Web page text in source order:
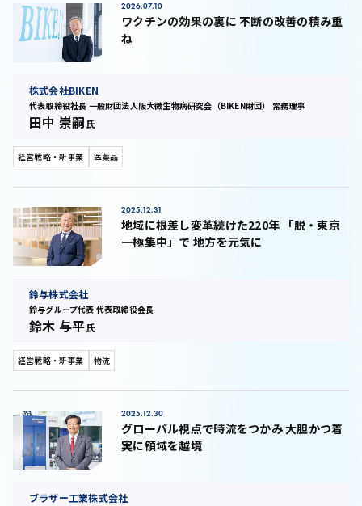
ワクチンの効果の裏に 不断の改善の積み重
ね
2026.07.10
株式会社BIKEN
代表取締役社長 一般財団法人阪大微生物病研究会（BIKEN財団） 常務理事
田中 崇嗣 氏
経営戦略・新事業 医薬品
地域に根差し変革続けた220年 「脱・東京
一極集中」で 地方を元気に
2025.12.31
鈴与株式会社
鈴与グループ代表 代表取締役会長
鈴木 与平氏
経営戦略・新事業 物流
グローバル視点で時流をつかみ 大胆かつ着
実に領域を越境
2025.12.30
ブラザー工業株式会社